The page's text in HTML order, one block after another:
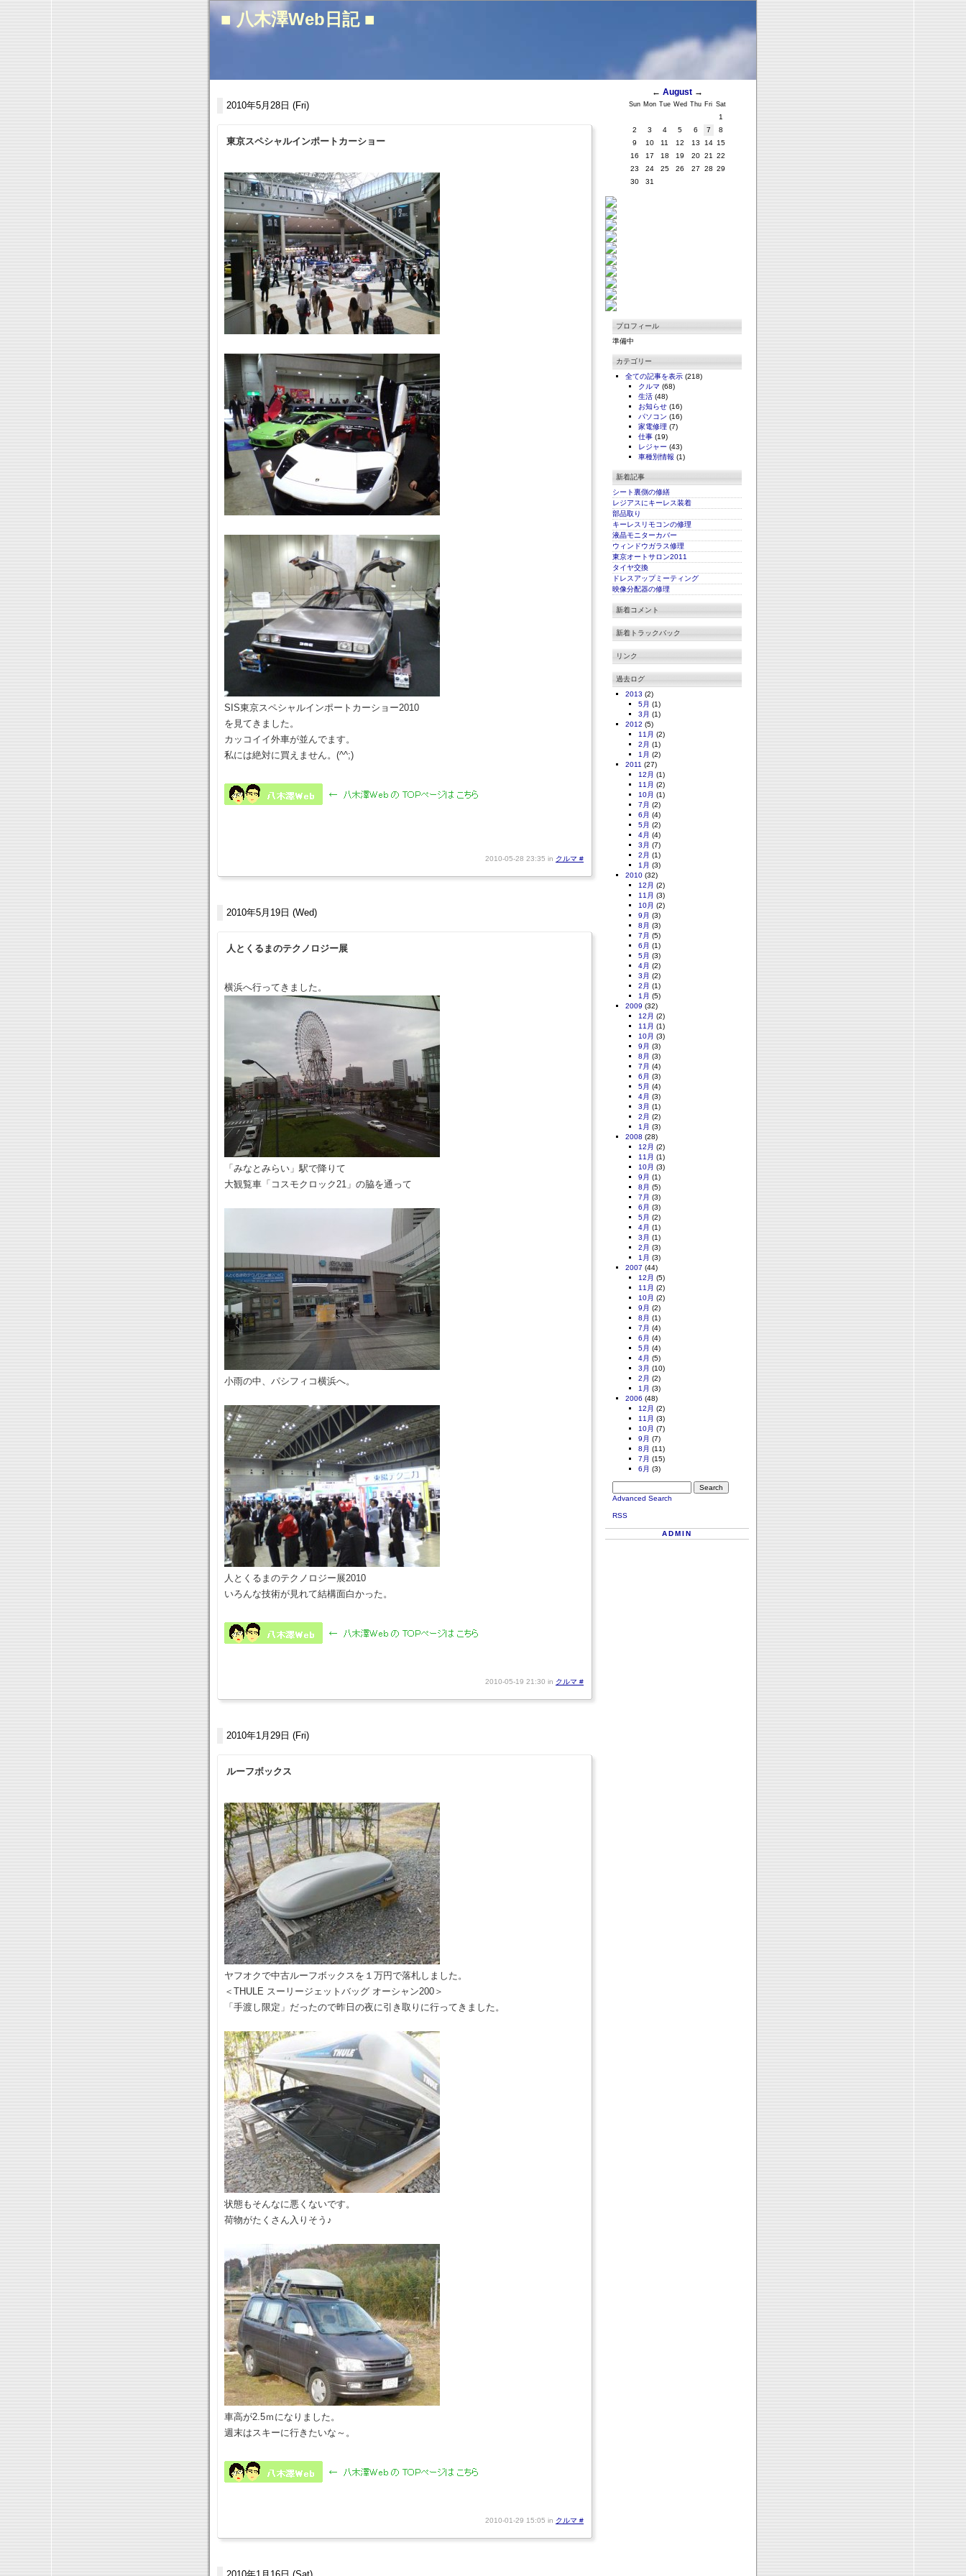
■ 八木澤Web日記 ■
2010年5月28日 (Fri)
東京スペシャルインポートカーショー
SIS東京スペシャルインポートカーショー2010
を見てきました。
カッコイイ外車が並んでます。
私には絶対に買えません。(^^;)
2010-05-28 23:35 in クルマ #
2010年5月19日 (Wed)
人とくるまのテクノロジー展
横浜へ行ってきました。
「みなとみらい」駅で降りて
大観覧車「コスモクロック21」の脇を通って
小雨の中、パシフィコ横浜へ。
人とくるまのテクノロジー展2010
いろんな技術が見れて結構面白かった。
2010-05-19 21:30 in クルマ #
2010年1月29日 (Fri)
ルーフボックス
ヤフオクで中古ルーフボックスを１万円で落札しました。
＜THULE スーリージェットバッグ オーシャン200＞
「手渡し限定」だったので昨日の夜に引き取りに行ってきました。
状態もそんなに悪くないです。
荷物がたくさん入りそう♪
車高が2.5ｍになりました。
週末はスキーに行きたいな～。
2010-01-29 15:05 in クルマ #
← August→
Sun Mon Tue Wed Thu Fri Sat
1
2
3 4 5 6 7
8
9
10 11 12 13 14 15
16
17 18 19 20 21
22
23
24 25 26 27 28 29
30
31
プロフィール
準備中
カテゴリー
全ての記事を表示 (218)
クルマ (68)
生活 (48)
お知らせ (16)
パソコン (16)
家電修理 (7)
仕事 (19)
レジャー (43)
車種別情報 (1)
新着記事
シート裏側の修繕
レジアスにキーレス装着
部品取り
キーレスリモコンの修理
液晶モニターカバー
ウィンドウガラス修理
東京オートサロン2011
タイヤ交換
ドレスアップミーティング
映像分配器の修理
新着コメント
新着トラックバック
リンク
過去ログ
2013 (2)
5月 (1)
3月 (1)
2012 (5)
11月 (2)
2月 (1)
1月 (2)
2011 (27)
12月 (1)
11月 (2)
10月 (1)
7月 (2)
6月 (4)
5月 (2)
4月 (4)
3月 (7)
2月 (1)
1月 (3)
2010 (32)
12月 (2)
11月 (3)
10月 (2)
9月 (3)
8月 (3)
7月 (5)
6月 (1)
5月 (3)
4月 (2)
3月 (2)
2月 (1)
1月 (5)
2009 (32)
12月 (2)
11月 (1)
10月 (3)
9月 (3)
8月 (3)
7月 (4)
6月 (3)
5月 (4)
4月 (3)
3月 (1)
2月 (2)
1月 (3)
2008 (28)
12月 (2)
11月 (1)
10月 (3)
9月 (1)
8月 (5)
7月 (3)
6月 (3)
5月 (2)
4月 (1)
3月 (1)
2月 (3)
1月 (3)
2007 (44)
12月 (5)
11月 (2)
10月 (2)
9月 (2)
8月 (1)
7月 (4)
6月 (4)
5月 (4)
4月 (5)
3月 (10)
2月 (2)
1月 (3)
2006 (48)
12月 (2)
11月 (3)
10月 (7)
9月 (7)
8月 (11)
7月 (15)
6月 (3)
Advanced Search
RSS
ADMIN